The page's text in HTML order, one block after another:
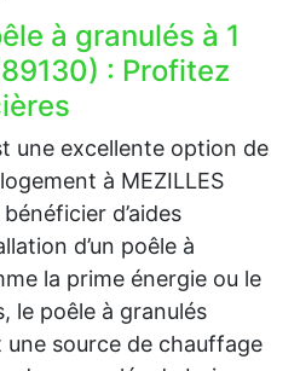
à granulés à 1
: Profitez
une excellente option de
à MEZILLES
d’aides
d’un poêle à
la prime énergie ou le
le poêle à granulés
une source de chauffage